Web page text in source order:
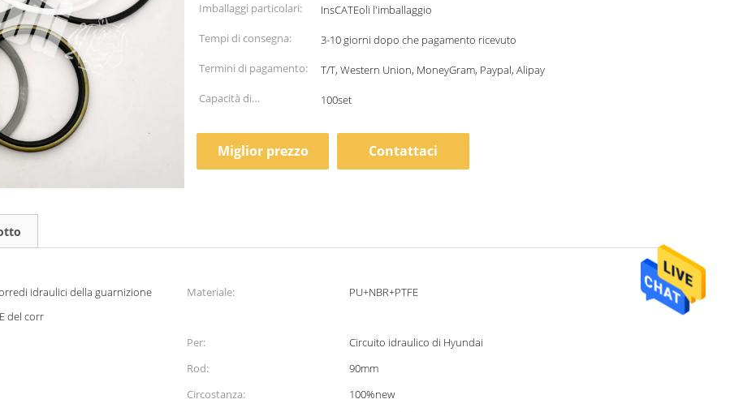
Imballaggi particolari:
InsCATEoli l'imballaggio
Tempi di consegna:
3-10 giorni dopo che pagamento ricevuto
Termini di pagamento:
T/T, Western Union, MoneyGram, Paypal, Alipay
Capacità di
100set
Miglior prezzo Contattaci
del corr
Materiale: PU+NBR+PTFE
Per:
Circuito idraulico di Hyundai
Rod:
90mm
Circostanza:
100%new